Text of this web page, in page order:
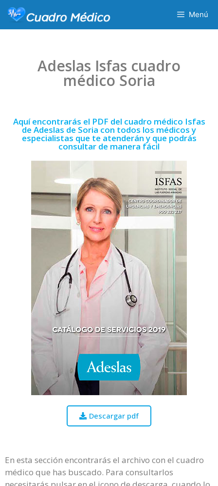
Menú
Adeslas Isfas cuadro
médico Soria
Aquí encontrarás el PDF del cuadro médico Isfas
de Adeslas de Soria con todos los médicos y
especialistas que te atenderán y que podrás
consultar de manera fácil
Descargar pdf
En esta sección encontrarás el archivo con el cuadro
médico que has buscado. Para consultarlos